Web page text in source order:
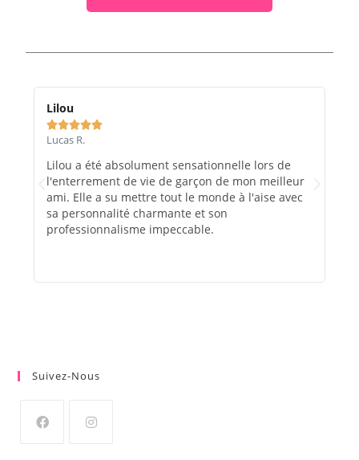
Lilou

Lucas R.
Lilou a été absolument sensationnelle lors de
l'enterrement de vie de garçon de mon meilleur
ami. Elle a su mettre tout le monde à l'aise avec
sa personnalité charmante et son
professionnalisme impeccable.
Suivez-Nous